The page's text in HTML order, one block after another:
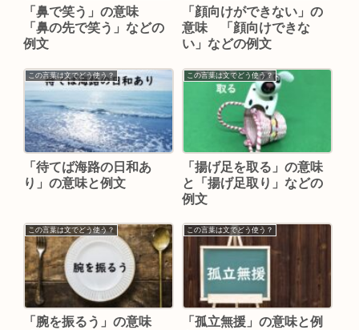
「鼻で笑う」の意味
「鼻の先で笑う」などの
例文
「顔向けができない」の
意味 「顔向けできな
い」などの例文
この言葉は文でどう使う？
「待てば海路の日和あ
り」の意味と例文
この言葉は文でどう使う？
「揚げ足を取る」の意味
と「揚げ足取り」などの
例文
この言葉は文でどう使う？
「腕を振るう」の意味
この言葉は文でどう使う？
「孤立無援」の意味と例